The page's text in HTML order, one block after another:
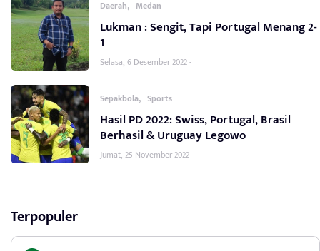
Daerah, Medan
Lukman : Sengit, Tapi Portugal Menang 2-
1
Selasa, 6 Desember 2022 -
Sepakbola, Sports
Hasil PD 2022: Swiss, Portugal, Brasil
Berhasil & Uruguay Legowo
Jumat, 25 November 2022 -
Terpopuler